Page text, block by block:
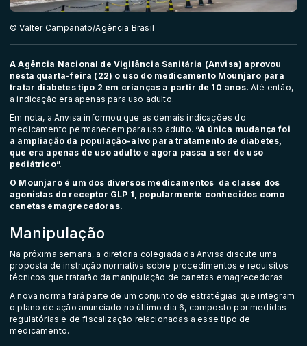
© Valter Campanato/Agência Brasil
A Agência Nacional de Vigilância Sanitária (Anvisa) aprovou
nesta quarta-feira (22) o uso do medicamento Mounjaro para
tratar diabetes tipo 2 em crianças a partir de 10 anos.Até então,
a indicação era apenas para uso adulto.
Em nota, a Anvisa informou que as demais indicações do
medicamento permanecem para uso adulto. “A única mudança foi
a ampliação da população-alvo para tratamento de diabetes,
que era apenas de uso adulto e agora passa a ser de uso
pediátrico”.
O Mounjaro é um dos diversos medicamentos da classe dos
agonistas do receptor GLP 1, popularmente conhecidos como
canetas emagrecedoras.
Manipulação
Na próxima semana, a diretoria colegiada da Anvisa discute uma
proposta deinstrução normativa sobre procedimentos e requisitos
técnicos que tratarão da manipulação de canetas emagrecedoras.
A nova norma fará parte de um conjunto de estratégias que integram
oplano de ação anunciado no último dia 6, composto por medidas
regulatórias e de fiscalização relacionadas a esse tipo de
medicamento.